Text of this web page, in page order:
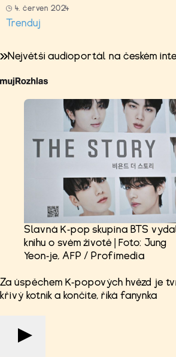
4. červen 2024
Trenduj
Největší audioportál na českém
Slavná K-pop skupina BTS
knihu o svém životě | Foto: Jung
Yeon-je, AFP / Profimedia
Za úspěchem K-popových hvězd je
křivý kotník a končíte, říká fanynka